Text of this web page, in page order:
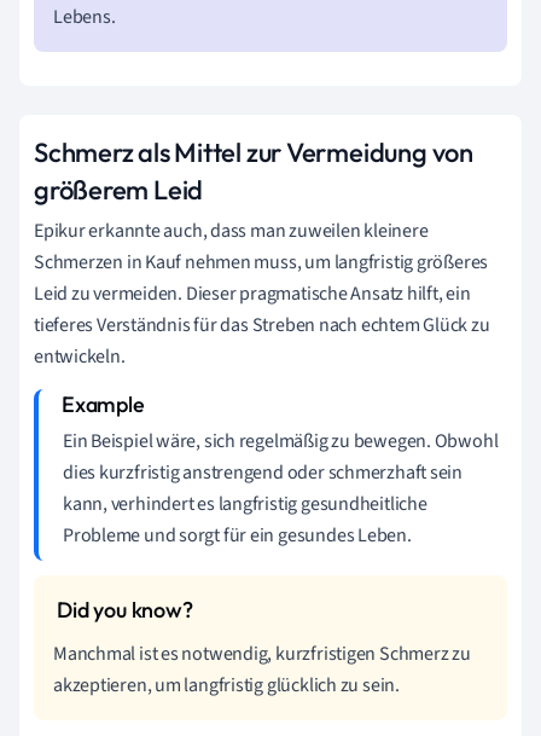
Lebens.
Schmerz als Mittel zur Vermeidung von
größerem Leid
Epikur erkannte auch, dass man zuweilen kleinere
Schmerzen in Kauf nehmen muss, um langfristig größeres
Leid zu vermeiden. Dieser pragmatische Ansatz hilft, ein
tieferes Verständnis für das Streben nach echtem Glück zu
entwickeln.
Ein Beispiel wäre, sich regelmäßig zu bewegen. Obwohl
dies kurzfristig anstrengend oder schmerzhaft sein
kann, verhindert es langfristig gesundheitliche
Probleme und sorgt für ein gesundes Leben.
Manchmal ist es notwendig, kurzfristigen Schmerz zu
akzeptieren, um langfristig glücklich zu sein.